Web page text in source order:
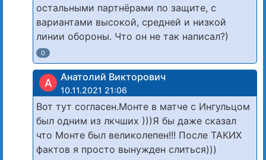
остальными партнёрами по защите, с
вариантами высокой, средней и низкой
линии обороны. Что он не так написал?)
0
А Анатолий Викторович
10.11.2021 21:06
Вот тут согласен.Монте в матче с Ингульцом
был одним из лкчших )))Я бы даже сказал
что Монте был великолепен!!! После ТАКИХ
фактов я просто вынужден слиться)))